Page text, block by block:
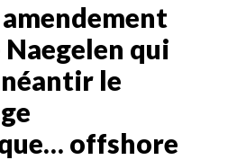
amendement
qui
le
offshore